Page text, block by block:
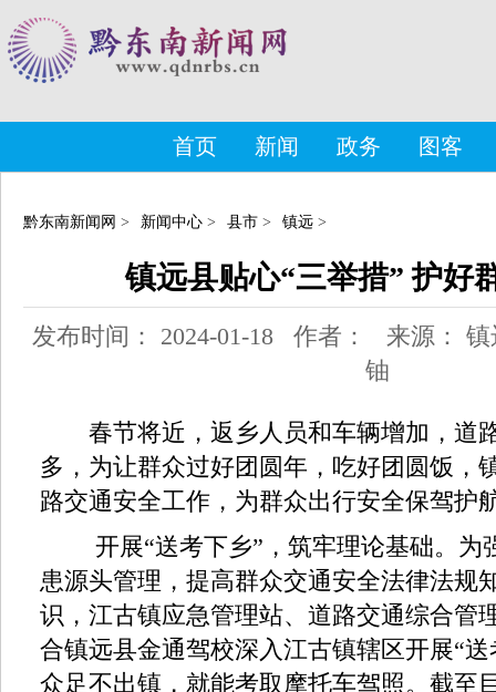
首页 新闻 政务 图客
黔东南新闻网 > 新闻中心 > 县市 > 镇远 >
镇远县贴心“三举措” 护好
发布时间： 2024-01-18 作者： 来源： 镇
铀
春节将近，返乡人员和车辆增加，道
多，为让群众过好团圆年，吃好团圆饭，
路交通安全工作，为群众出行安全保驾护
开展“送考下乡”，筑牢理论基础。为
患源头管理，提高群众交通安全法律法规
识，江古镇应急管理站、道路交通综合管
合镇远县金通驾校深入江古镇辖区开展“
众足不出镇，就能考取摩托车驾照。截至